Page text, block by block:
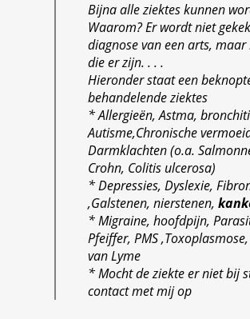
Bijna alle ziektes kunnen
Waarom? Er wordt niet
diagnose van een arts,
die er zijn. . . .
Hieronder staat een
behandelende ziektes
* Allergieën, Astma,
Autisme,Chronische
Darmklachten (o.a.
Crohn, Colitis ulcerosa)
* Depressies, Dyslexie,
,Galstenen, nierstenen,
* Migraine, hoofdpijn,
Pfeiffer, PMS
van Lyme
* Mocht de ziekte er niet bij
contact met mij op